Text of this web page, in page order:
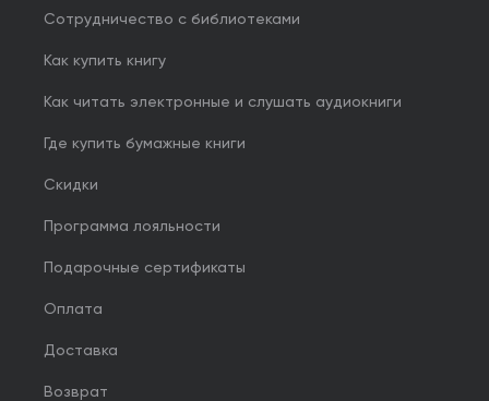
Сотрудничество с библиотеками
Как купить книгу
Как читать электронные и слушать аудиокниги
Где купить бумажные книги
Скидки
Программа лояльности
Подарочные сертификаты
Оплата
Доставка
Возврат